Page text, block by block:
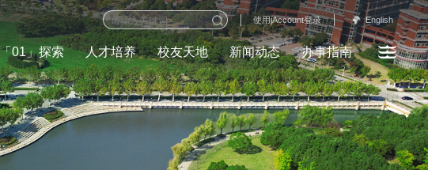
使用jAccount登录 English
「01」探索 人才培养 校友天地 新闻动态 办事指南